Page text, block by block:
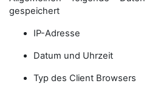
gespeichert
IP-Adresse
Datum und Uhrzeit
Typ des Client Browsers